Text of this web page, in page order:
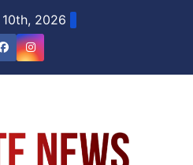
2026